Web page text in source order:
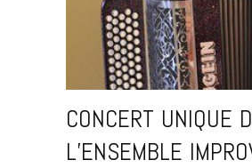
CONCERT UNIQUE
L’ENSEMBLE